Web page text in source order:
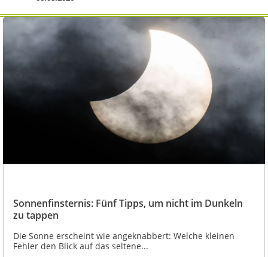
Sonnenfinsternis: Fünf Tipps, um nicht im Dunkeln
zu tappen
Die Sonne erscheint wie angeknabbert: Welche kleinen
Fehler den Blick auf das seltene...